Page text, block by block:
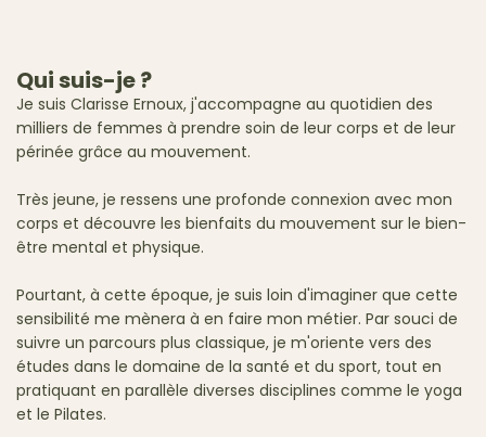
Qui suis-je ?
Je suis Clarisse Ernoux, j'accompagne au quotidien des
milliers de femmes à prendre soin de leur corps et de leur
périnée grâce au mouvement.
Très jeune, je ressens une profonde connexion avec mon
corps et découvre les bienfaits du mouvement sur le bien-
être mental et physique.
Pourtant, à cette époque, je suis loin d'imaginer que cette
sensibilité me mènera à en faire mon métier. Par souci de
suivre un parcours plus classique, je m'oriente vers des
études dans le domaine de la santé et du sport, tout en
pratiquant en parallèle diverses disciplines comme le yoga
et le Pilates.